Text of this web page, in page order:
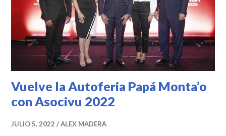
Vuelve la Autoferia Papá Monta’o
con Asocivu 2022
JULIO 5, 2022 ALEX MADERA